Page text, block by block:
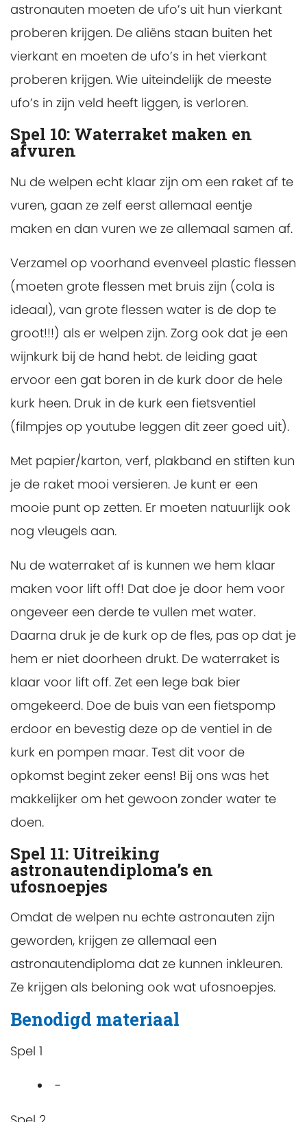
astronauten moeten de ufo’s uit hun vierkant
proberen krijgen. De aliëns staan buiten het
vierkant en moeten de ufo’s in het vierkant
proberen krijgen. Wie uiteindelijk de meeste
ufo’s in zijn veld heeft liggen, is verloren.
Spel 10: Waterraket maken en
afvuren
Nu de welpen echt klaar zijn om een raket af te
vuren, gaan ze zelf eerst allemaal eentje
maken en dan vuren we ze allemaal samen af.
Verzamel op voorhand evenveel plastic flessen
(moeten grote flessen met bruis zijn (cola is
ideaal), van grote flessen water is de dop te
groot!!!) als er welpen zijn. Zorg ook dat je een
wijnkurk bij de hand hebt. de leiding gaat
ervoor een gat boren in de kurk door de hele
kurk heen. Druk in de kurk een fietsventiel
(filmpjes op youtube leggen dit zeer goed uit).
Met papier/karton, verf, plakband en stiften kun
je de raket mooi versieren. Je kunt er een
mooie punt op zetten. Er moeten natuurlijk ook
nog vleugels aan.
Nu de waterraket af is kunnen we hem klaar
maken voor lift off! Dat doe je door hem voor
ongeveer een derde te vullen met water.
Daarna druk je de kurk op de fles, pas op dat je
hem er niet doorheen drukt. De waterraket is
klaar voor lift off. Zet een lege bak bier
omgekeerd. Doe de buis van een fietspomp
erdoor en bevestig deze op de ventiel in de
kurk en pompen maar. Test dit voor de
opkomst begint zeker eens! Bij ons was het
makkelijker om het gewoon zonder water te
doen.
Spel 11: Uitreiking
astronautendiploma’s en
ufosnoepjes
Omdat de welpen nu echte astronauten zijn
geworden, krijgen ze allemaal een
astronautendiploma dat ze kunnen inkleuren.
Ze krijgen als beloning ook wat ufosnoepjes.
Benodigd materiaal
Spel 1
-